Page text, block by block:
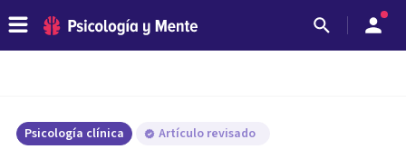
Psicología clínica Artículo revisado